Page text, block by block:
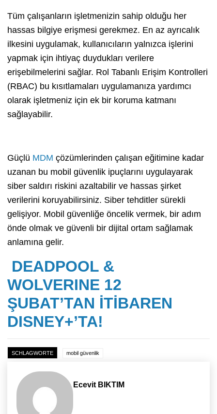
Tüm çalışanların işletmenizin sahip olduğu her
hassas bilgiye erişmesi gerekmez. En az ayrıcalık
ilkesini uygulamak, kullanıcıların yalnızca işlerini
yapmak için ihtiyaç duydukları verilere
erişebilmelerini sağlar. Rol Tabanlı Erişim Kontrolleri
(RBAC) bu kısıtlamaları uygulamanıza yardımcı
olarak işletmeniz için ek bir koruma katmanı
sağlayabilir.
Güçlü MDM çözümlerinden çalışan eğitimine kadar
uzanan bu mobil güvenlik ipuçlarını uygulayarak
siber saldırı riskini azaltabilir ve hassas şirket
verilerini koruyabilirsiniz. Siber tehditler sürekli
gelişiyor. Mobil güvenliğe öncelik vermek, bir adım
önde olmak ve güvenli bir dijital ortam sağlamak
anlamına gelir.
DEADPOOL &
WOLVERINE 12
ŞUBAT’TAN İTİBAREN
DISNEY+’TA!
SCHLAGWORTE mobil güvenlik
Ecevit BIKTIM